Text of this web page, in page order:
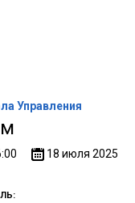
Управления
18 июля 2025